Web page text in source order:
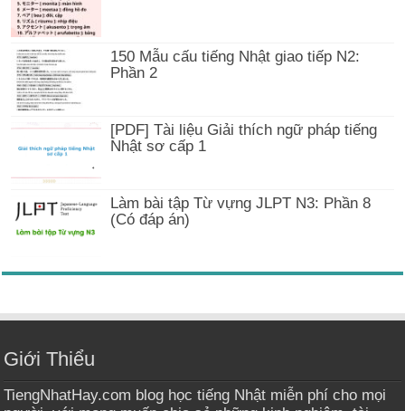
150 Mẫu cấu tiếng Nhật giao tiếp N2:
Phần 2
[PDF] Tài liệu Giải thích ngữ pháp tiếng
Nhật sơ cấp 1
Làm bài tập Từ vựng JLPT N3: Phần 8
(Có đáp án)
Giới Thiểu
TiengNhatHay.com blog học tiếng Nhật miễn phí cho mọi